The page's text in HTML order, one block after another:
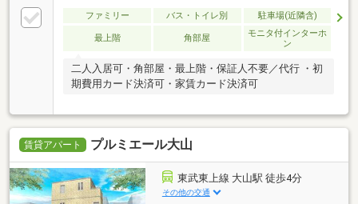
ファミリー バス・トイレ別 駐車場(近隣含)
最上階 角部屋
モニタ付インターホ
ン
二人入居可・角部屋・最上階・保証人不要／代行 ・初
期費用カード決済可・家賃カード決済可
賃貸アパート プルミエール大山
東武東上線 大山駅 徒歩4分
その他の交通